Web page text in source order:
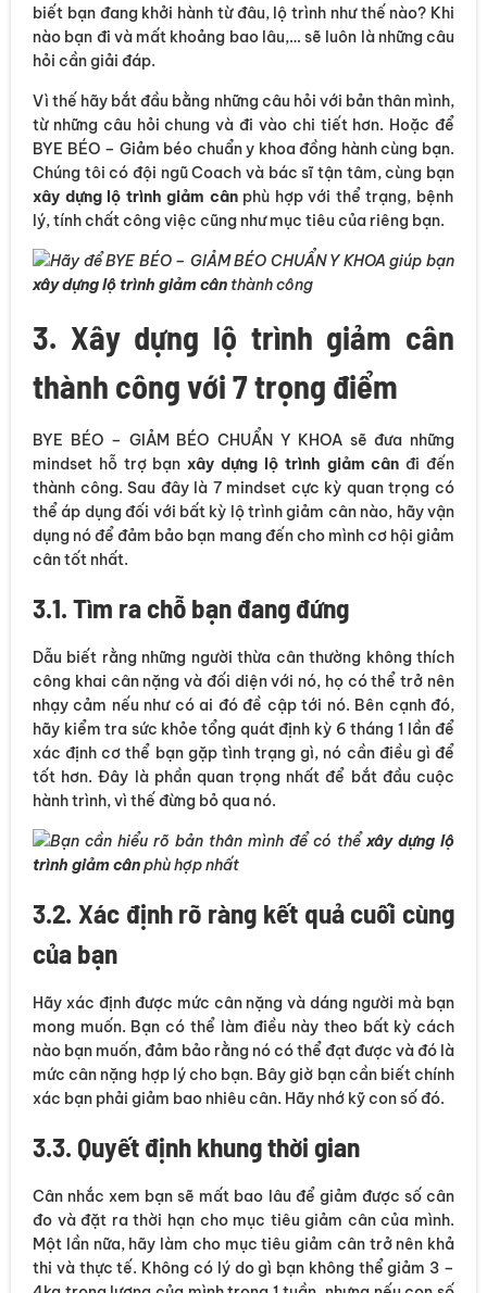
biết bạn đang khởi hành từ đâu, lộ trình như thế nào? Khi
nào bạn đi và mất khoảng bao lâu,… sẽ luôn là những câu
hỏi cần giải đáp.
Vì thế hãy bắt đầu bằng những câu hỏi với bản thân mình,
từ những câu hỏi chung và đi vào chi tiết hơn. Hoặc để
BYE BÉO – Giảm béo chuẩn y khoa đồng hành cùng bạn.
Chúng tôi có đội ngũ Coach và bác sĩ tận tâm, cùng bạn
xây dựng lộ trình giảm cânphù hợp với thể trạng, bệnh
lý, tính chất công việc cũng như mục tiêu của riêng bạn.
Hãy để BYE BÉO – GIẢM BÉO CHUẨN Y KHOA giúp bạn
xây dựng lộ trình giảm cân thành công
3. Xây dựng lộ trình giảm cân
thành công với 7 trọng điểm
BYE BÉO – GIẢM BÉO CHUẨN Y KHOA sẽ đưa những
mindset hỗ trợ bạn xây dựng lộ trình giảm cânđi đến
thành công. Sau đây là 7 mindset cực kỳ quan trọng có
thể áp dụng đối với bất kỳ lộ trình giảm cân nào, hãy vận
dụng nó để đảm bảo bạn mang đến cho mình cơ hội giảm
cân tốt nhất.
3.1. Tìm ra chỗ bạn đang đứng
Dẫu biết rằng những người thừa cân thường không thích
công khai cân nặng và đối diện với nó, họ có thể trở nên
nhạy cảm nếu như có ai đó đề cập tới nó. Bên cạnh đó,
hãy kiểm tra sức khỏe tổng quát định kỳ 6 tháng 1 lần để
xác định cơ thể bạn gặp tình trạng gì, nó cần điều gì để
tốt hơn. Đây là phần quan trọng nhất để bắt đầu cuộc
hành trình, vì thế đừng bỏ qua nó.
Bạn cần hiểu rõ bản thân mình để có thểxây dựng lộ
trình giảm cânphù hợp nhất
3.2. Xác định rõ ràng kết quả cuối cùng
của bạn
Hãy xác định được mức cân nặng và dáng người mà bạn
mong muốn. Bạn có thể làm điều này theo bất kỳ cách
nào bạn muốn, đảm bảo rằng nó có thể đạt được và đó là
mức cân nặng hợp lý cho bạn. Bây giờ bạn cần biết chính
xác bạn phải giảm bao nhiêu cân. Hãy nhớ kỹ con số đó.
3.3. Quyết định khung thời gian
Cân nhắc xem bạn sẽ mất bao lâu để giảm được số cân
đo và đặt ra thời hạn cho mục tiêu giảm cân của mình.
Một lần nữa, hãy làm cho mục tiêu giảm cân trở nên khả
thi và thực tế. Không có lý do gì bạn không thể giảm 3 –